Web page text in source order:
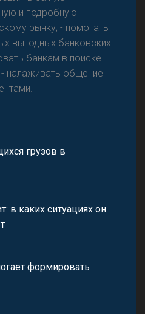
и подробную
рынку; - помогать
выгодных банковских
банкам в поиске
- налаживать общение
грузов в
в каких ситуациях он
формировать